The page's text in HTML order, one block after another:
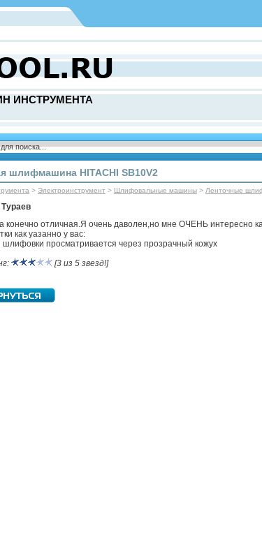
ИНСТРУМЕНТА
шлифмашина HITACHI SB10V2
> Электроинструмент > Шлифовальные машины > Ленточные
конечно отличная.Я очень даволен,но мне ОЧЕНЬ интересно
как уазанно у вас:
шлифовки просматривается через прозрачный кожух
[3 из 5 звезд!]